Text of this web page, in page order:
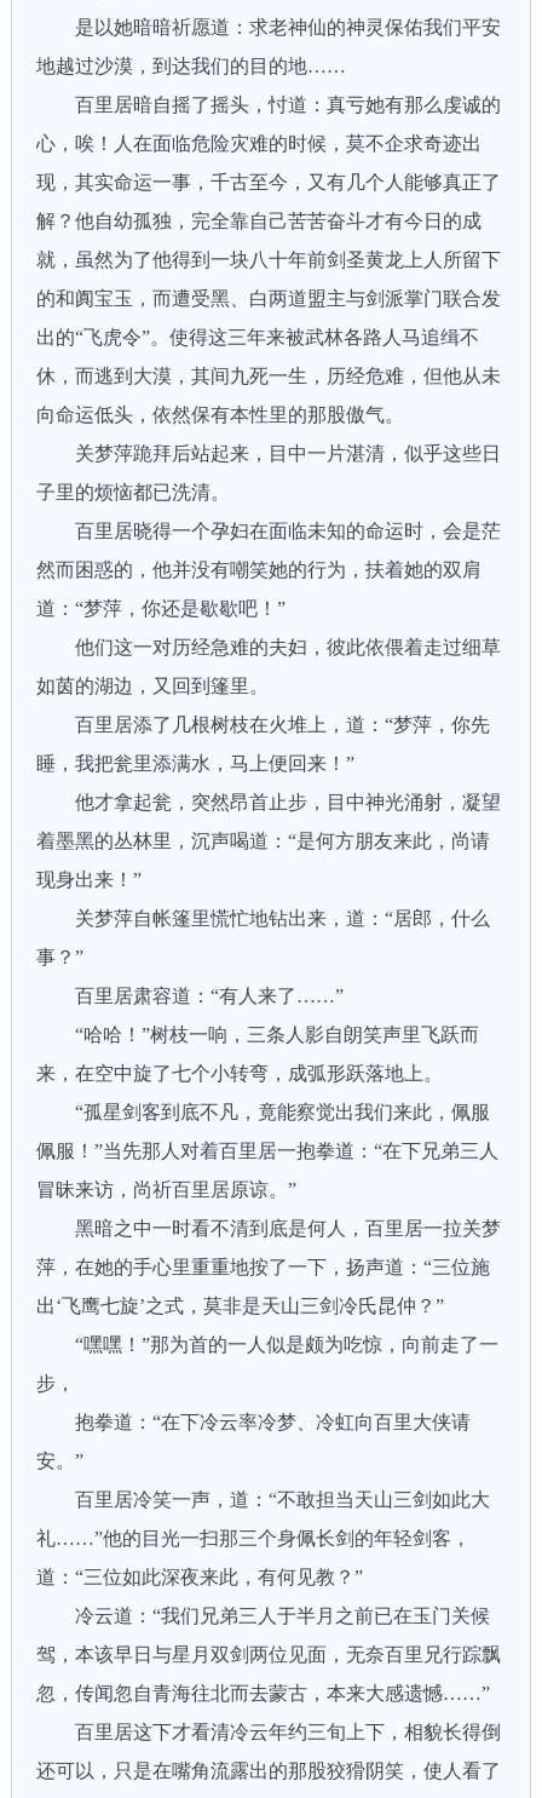
是以她暗暗祈愿道：求老神仙的神灵保佑我们平安
地越过沙漠，到达我们的目的地……
百里居暗自摇了摇头，忖道：真亏她有那么虔诚的
心，唉！人在面临危险灾难的时候，莫不企求奇迹出
现，其实命运一事，千古至今，又有几个人能够真正了
解？他自幼孤独，完全靠自己苦苦奋斗才有今日的成
就，虽然为了他得到一块八十年前剑圣黄龙上人所留下
的和阗宝玉，而遭受黑、白两道盟主与剑派掌门联合发
出的“飞虎令”。使得这三年来被武林各路人马追缉不
休，而逃到大漠，其间九死一生，历经危难，但他从未
向命运低头，依然保有本性里的那股傲气。
关梦萍跪拜后站起来，目中一片湛清，似乎这些日
子里的烦恼都已洗清。
百里居晓得一个孕妇在面临未知的命运时，会是茫
然而困惑的，他并没有嘲笑她的行为，扶着她的双肩
道：“梦萍，你还是歇歇吧！”
他们这一对历经急难的夫妇，彼此依偎着走过细草
如茵的湖边，又回到篷里。
百里居添了几根树枝在火堆上，道：“梦萍，你先
睡，我把瓮里添满水，马上便回来！”
他才拿起瓮，突然昂首止步，目中神光涌射，凝望
着墨黑的丛林里，沉声喝道：“是何方朋友来此，尚请
现身出来！”
关梦萍自帐篷里慌忙地钻出来，道：“居郎，什么
事？”
百里居肃容道：“有人来了……”
“哈哈！”树枝一响，三条人影自朗笑声里飞跃而
来，在空中旋了七个小转弯，成弧形跃落地上。
“孤星剑客到底不凡，竟能察觉出我们来此，佩服
佩服！”当先那人对着百里居一抱拳道：“在下兄弟三人
冒昧来访，尚祈百里居原谅。”
黑暗之中一时看不清到底是何人，百里居一拉关梦
萍，在她的手心里重重地按了一下，扬声道：“三位施
出‘飞鹰七旋’之式，莫非是天山三剑冷氏昆仲？”
“嘿嘿！”那为首的一人似是颇为吃惊，向前走了一
步，
抱拳道：“在下冷云率冷梦、冷虹向百里大侠请
安。”
百里居冷笑一声，道：“不敢担当天山三剑如此大
礼……”他的目光一扫那三个身佩长剑的年轻剑客，
道：“三位如此深夜来此，有何见教？”
冷云道：“我们兄弟三人于半月之前已在玉门关候
驾，本该早日与星月双剑两位见面，无奈百里兄行踪飘
忽，传闻忽自青海往北而去蒙古，本来大感遗憾……”
百里居这下才看清冷云年约三旬上下，相貌长得倒
还可以，只是在嘴角流露出的那股狡猾阴笑，使人看了